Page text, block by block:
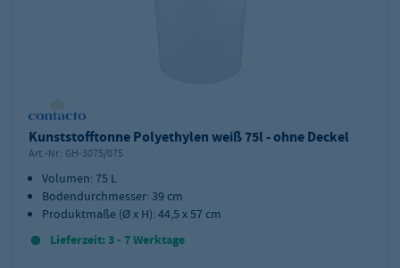
Kunststofftonne Polyethylen weiß 75l - ohne Deckel
Art.-Nr.: GH-3075/075
Volumen: 75 L
Bodendurchmesser: 39 cm
Produktmaße (Ø x H): 44,5 x 57 cm
Lieferzeit: 3 - 7 Werktage